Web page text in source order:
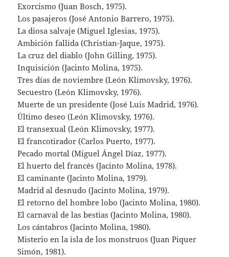
Exorcismo (Juan Bosch, 1975).
Los pasajeros (José Antonio Barrero, 1975).
La diosa salvaje (Miguel Iglesias, 1975).
Ambición fallida (Christian-Jaque, 1975).
La cruz del diablo (John Gilling, 1975).
Inquisición (Jacinto Molina, 1975).
Tres días de noviembre (León Klimovsky, 1976).
Secuestro (León Klimovsky, 1976).
Muerte de un presidente (José Luis Madrid, 1976).
Último deseo (León Klimovsky, 1976).
El transexual (León Klimovsky, 1977).
El francotirador (Carlos Puerto, 1977).
Pecado mortal (Miguel Ángel Díaz, 1977).
El huerto del francés (Jacinto Molina, 1978).
El caminante (Jacinto Molina, 1979).
Madrid al desnudo (Jacinto Molina, 1979).
El retorno del hombre lobo (Jacinto Molina, 1980).
El carnaval de las bestias (Jacinto Molina, 1980).
Los cántabros (Jacinto Molina, 1980).
Misterio en la isla de los monstruos (Juan Piquer
Simón, 1981).